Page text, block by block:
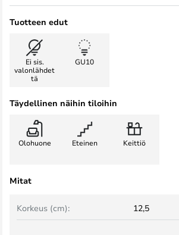
Tuotteen edut
Ei sis.
valonlähdet
tä
GU10
Täydellinen näihin tiloihin
Olohuone Eteinen Keittiö
Mitat
Korkeus (cm): 12,5